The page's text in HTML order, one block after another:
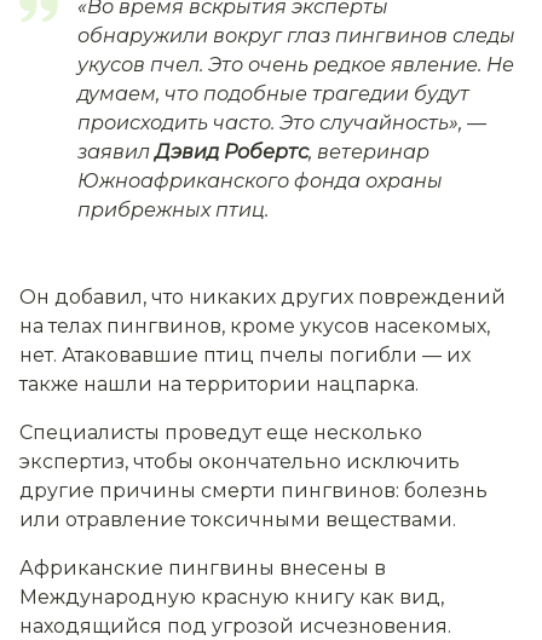
«Во время вскрытия эксперты
обнаружили вокруг глаз пингвинов следы
укусов пчел. Это очень редкое явление. Не
думаем, что подобные трагедии будут
происходить часто. Это случайность», —
заявилДэвид Робертс, ветеринар
Южноафриканского фонда охраны
прибрежных птиц.
Он добавил, что никаких других повреждений
на телах пингвинов, кроме укусов насекомых,
нет. Атаковавшие птиц пчелы погибли — их
также нашли на территории нацпарка.
Специалисты проведут еще несколько
экспертиз, чтобы окончательно исключить
другие причины смерти пингвинов: болезнь
или отравление токсичными веществами.
Африканские пингвины внесены в
Международную красную книгу как вид,
находящийся под угрозой исчезновения.